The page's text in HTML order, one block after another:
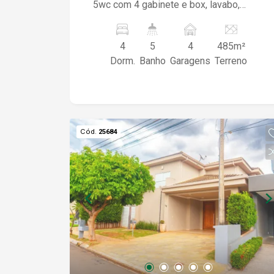
5wc com 4 gabinete e box, lavabo,
para 2 ambientes, cozinha planejada,
área de serviço, despensa, lazer com
churrasqueira, home, escritório. Ótimo
4
Dorm.
5
Banho
4
Garagens
485m²
Terreno
Cód. 25684